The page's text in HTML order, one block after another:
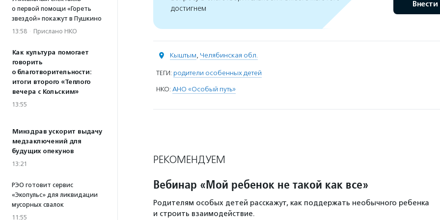
о первой помощи «Гореть
звездой» покажут в Пушкино
13:58 · Прислано НКО
Как культура помогает
говорить
о благотворительности:
итоги второго «Теплого
вечера с Кольским»
13:55
Минздрав ускорит выдачу
медзаключений для
будущих опекунов
13:21
РЭО готовит сервис
«Экопульс» для ликвидации
мусорных свалок
11:55
достигнем
Внести
Кыштым, Челябинская обл.
ТЕГИ: родители особенных детей
НКО: АНО «Особый путь»
РЕКОМЕНДУЕМ
Вебинар «Мой ребенок не такой как все»
Родителям особых детей расскажут, как поддержать необычного ребенка
и строить взаимодействие.